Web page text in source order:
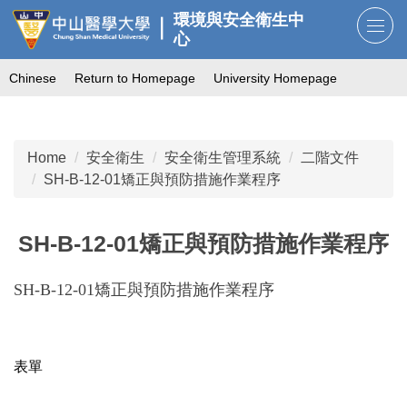
Jump
the
main
環境與安全衛生中
心
Chinese Return to Homepage University Homepage
Home 安全衛生 安全衛生管理系統
二階文件
SH-B-12-01矯正與預防措施作業程序
SH-B-12-01矯正與預防措施作業程序
SH-B-12-01矯正與預防措施作業程序
表單